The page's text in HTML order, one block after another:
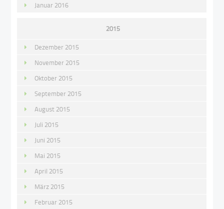
Januar 2016
2015
Dezember 2015
November 2015
Oktober 2015
September 2015
August 2015
Juli 2015
Juni 2015
Mai 2015
April 2015
März 2015
Februar 2015